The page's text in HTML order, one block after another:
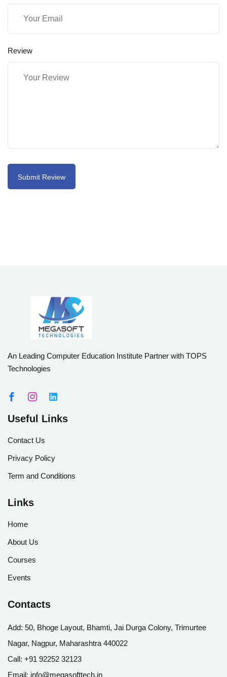
Review
Submit Review
An Leading Computer Education Institute Partner with TOPS
Technologies
Useful Links
Contact Us
Privacy Policy
Term and Conditions
Links
Home
About Us
Courses
Events
Contacts
Add: 50, Bhoge Layout, Bhamti, Jai Durga Colony, Trimurtee
Nagar, Nagpur, Maharashtra 440022
Call: +91 92252 32123
Email: info@megasofttech.in